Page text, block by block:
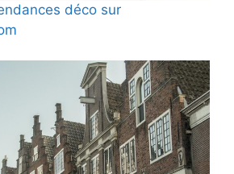
déco sur